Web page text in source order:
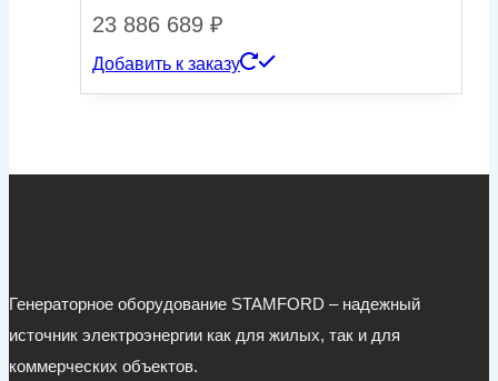
23 886 689 ₽
Добавить к заказу
Генераторное оборудование STAMFORD – надежный
источник электроэнергии как для жилых, так и для
коммерческих объектов.